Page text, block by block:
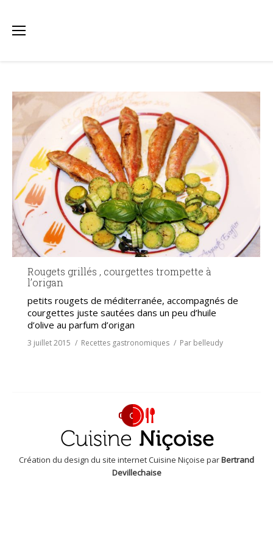
Rougets grillés , courgettes trompette à
l’origan
petits rougets de méditerranée, accompagnés de
courgettes juste sautées dans un peu d’huile
d’olive au parfum d’origan
3 juillet 2015 Recettes gastronomiques Par belleudy
Création du design du site internet Cuisine Niçoise parBertrand
Devillechaise